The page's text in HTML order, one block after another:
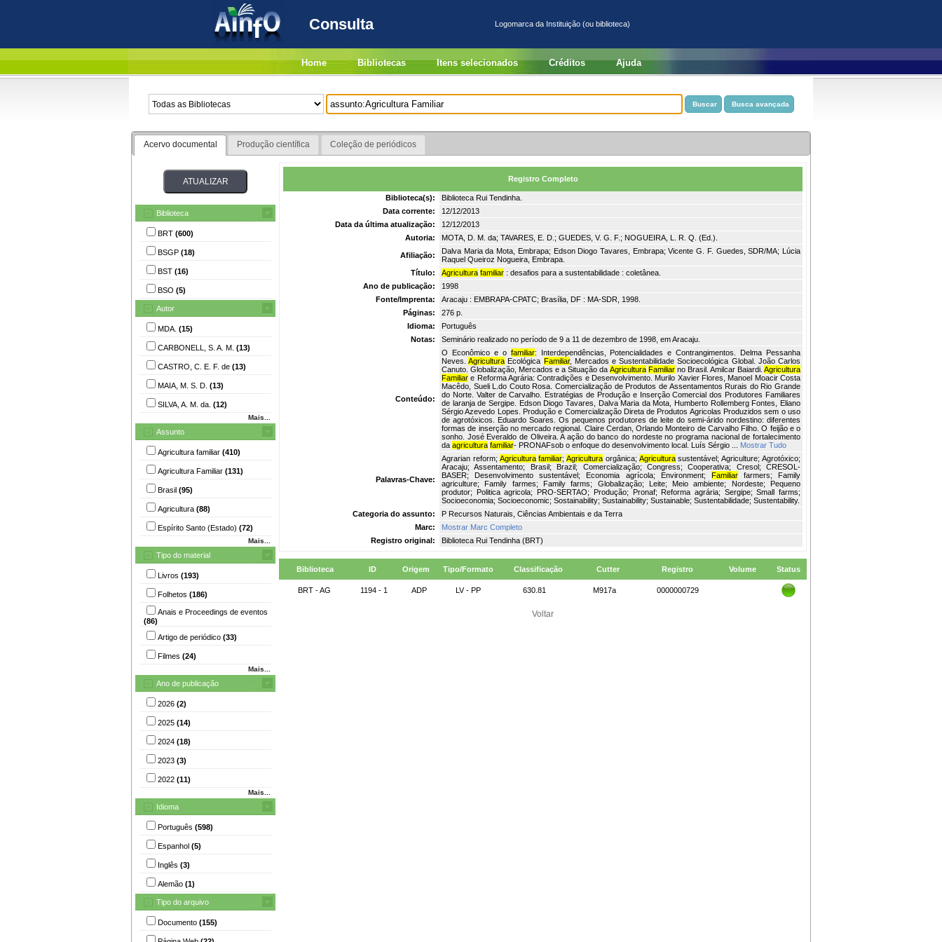
Consulta Logomarca da Instituição (ou biblioteca)
Home Bibliotecas Itens selecionados Créditos Ajuda
Acervo documental Produção científica Coleção de periódicos
Biblioteca
BRT (600)
BSGP (18)
BST (16)
BSO (5)
Autor
MDA. (15)
CARBONELL, S. A. M. (13)
CASTRO, C. E. F. de (13)
MAIA, M. S. D. (13)
SILVA, A. M. da. (12)
Mais...
Assunto
Agricultura familiar (410)
Agricultura Familiar (131)
Brasil (95)
Agricultura (88)
Espírito Santo (Estado) (72)
Mais...
Tipo do material
Livros (193)
Folhetos (186)
Anais e Proceedings de eventos
(86)
Artigo de periódico (33)
Filmes (24)
Mais...
Ano de publicação
2026 (2)
2025 (14)
2024 (18)
2023 (3)
2022 (11)
Mais...
Idioma
Português (598)
Espanhol (5)
Inglês (3)
Alemão (1)
Tipo do arquivo
Documento (155)
Registro Completo
Biblioteca(s):
Biblioteca Rui Tendinha.
Data corrente:
12/12/2013
Data da última atualização:
12/12/2013
Autoria:
MOTA, D. M. da; TAVARES, E. D.; GUEDES, V. G. F.; NOGUEIRA, L. R. Q. (Ed.).
Afiliação:
Dalva Maria da Mota, Embrapa; Edson Diogo Tavares, Embrapa; Vicente G. F. Guedes, SDR/MA; Lúcia
Raquel Queiroz Nogueira, Embrapa.
Título:
Agricultura familiar : desafios para a sustentabilidade : coletânea.
Ano de publicação:
1998
Fonte/Imprenta:
Aracaju : EMBRAPA-CPATC; Brasília, DF : MA-SDR, 1998.
Páginas:
276 p.
Idioma:
Português
Notas:
Seminário realizado no período de 9 a 11 de dezembro de 1998, em Aracaju.
Conteúdo:
O Econômico e o familiar: Interdependências, Potencialidades e Contrangimentos. Delma Pessanha
Neves.Agricultura Ecológica Familiar, Mercados e Sustentabilidade Socioecológica Global. João Carlos
Canuto. Globalização, Mercados e a Situação da Agricultura Familiarno Brasil. Amilcar Baiardi.Agricultura
Familiar e Reforma Agrária: Contradições e Desenvolvimento. Murilo Xavier Flores, Manoel Moacir Costa
Macêdo, Sueli L.do Couto Rosa. Comercialização de Produtos de Assentamentos Rurais do Rio Grande
do Norte. Valter de Carvalho. Estratégias de Produção e Inserção Comercial dos Produtores Familiares
de laranja de Sergipe. Edson Diogo Tavares, Dalva Maria da Mota, Humberto Rollemberg Fontes, Eliano
Sérgio Azevedo Lopes. Produção e Comercialização Direta de Produtos Agricolas Produzidos sem o uso
de agrotóxicos. Eduardo Soares. Os pequenos produtores de leite do semi-árido nordestino: diferentes
formas de inserção no mercado regional. Claire Cerdan, Orlando Monteiro de Carvalho Filho. O feijão e o
sonho. José Everaldo de Oliveira. A ação do banco do nordeste no programa nacional de fortalecimento
da agricultura familiar- PRONAFsob o enfoque do desenvolvimento local. Luís Sérgio ... Mostrar Tudo
Palavras-Chave:
Agrarian reform; Agricultura familiar;Agricultura orgânica; Agriculturasustentável; Agriculture; Agrotóxico;
Aracaju; Assentamento; Brasil; Brazil; Comercialização; Congress; Cooperativa; Cresol; CRESOL-
BASER; Desenvolvimento sustentável; Economia agrícola; Environment; Familiarfarmers; Family
agriculture; Family farmes; Family farms; Globalização; Leite; Meio ambiente; Nordeste; Pequeno
produtor; Politica agricola; PRO-SERTAO; Produção; Pronaf; Reforma agrária; Sergipe; Small farms;
Socioeconomia; Socioeconomic; Sostainability; Sustainability; Sustainable; Sustentabilidade; Sustentability.
Categoria do assunto:
P Recursos Naturais, Ciências Ambientais e da Terra
Marc:
Mostrar Marc Completo
Registro original:
Biblioteca Rui Tendinha (BRT)
Biblioteca ID Origem Tipo/Formato Classificação Cutter Registro Volume Status
BRT - AG 1194 - 1 ADP LV - PP 630.81 M917a 0000000729
Voltar